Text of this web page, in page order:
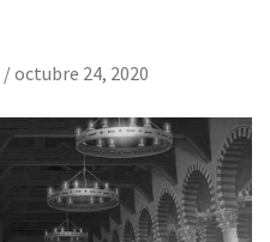
/octubre 24, 2020